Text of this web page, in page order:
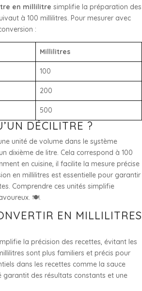
en millilitre simplifie la préparation des
à 100 millilitres. Pour mesurer avec
:
Millilitres
100
200
500
DÉCILITRE ?
unité de volume dans le système
dixième de litre. Cela correspond à 100
en cuisine, il facilite la mesure précise
en millilitres est essentielle pour garantir
Comprendre ces unités simplifie
🍽️.
EN MILLILITRES
la précision des recettes, évitant les
sont plus familiers et précis pour
dans les recettes comme la sauce
garantit des résultats constants et une